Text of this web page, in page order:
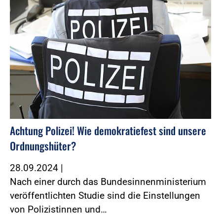
Achtung Polizei! Wie demokratiefest sind unsere
Ordnungshüter?
28.09.2024 |
Nach einer durch das Bundesinnenministerium
veröffentlichten Studie sind die Einstellungen
von Polizistinnen und…